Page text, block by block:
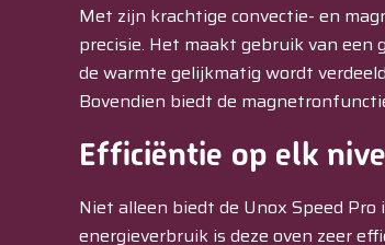
Met zijn krachtige convectie- en
precisie. Het maakt gebruik van
de warmte gelijkmatig wordt
Bovendien biedt de
Efficiëntie op elk
Niet alleen biedt de Unox Speed
energieverbruik is deze oven zeer